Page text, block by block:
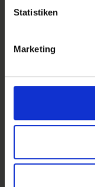
Statistiken
Marketing